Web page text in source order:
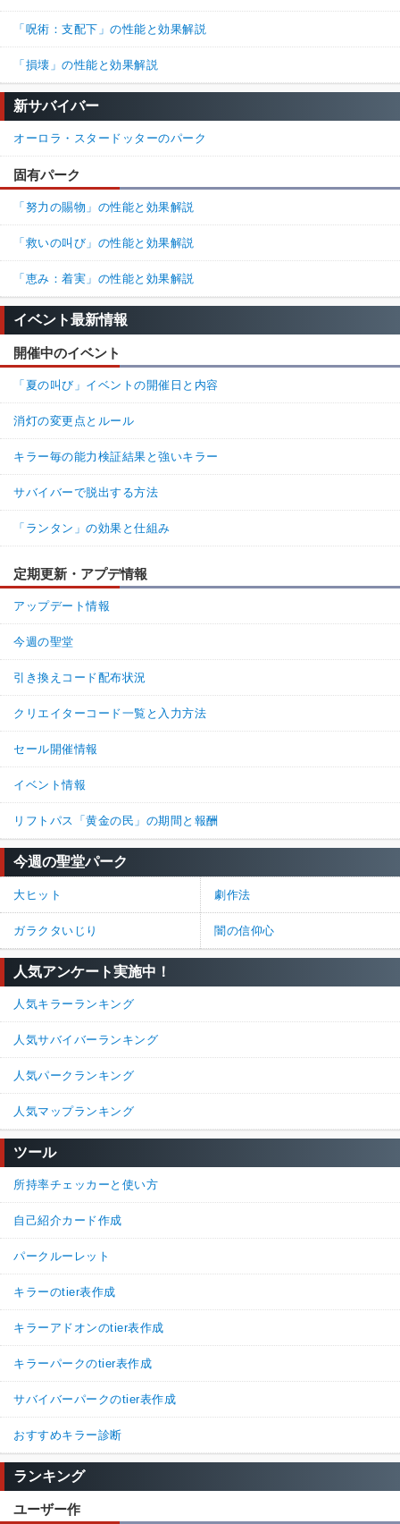
「呪術：支配下」の性能と効果解説
「損壊」の性能と効果解説
新サバイバー
オーロラ・スタードッターのパーク
固有パーク
「努力の賜物」の性能と効果解説
「救いの叫び」の性能と効果解説
「恵み：着実」の性能と効果解説
イベント最新情報
開催中のイベント
「夏の叫び」イベントの開催日と内容
消灯の変更点とルール
キラー毎の能力検証結果と強いキラー
サバイバーで脱出する方法
「ランタン」の効果と仕組み
定期更新・アプデ情報
アップデート情報
今週の聖堂
引き換えコード配布状況
クリエイターコード一覧と入力方法
セール開催情報
イベント情報
リフトパス「黄金の民」の期間と報酬
今週の聖堂パーク
大ヒット 劇作法
ガラクタいじり 闇の信仰心
人気アンケート実施中！
人気キラーランキング
人気サバイバーランキング
人気パークランキング
人気マップランキング
ツール
所持率チェッカーと使い方
自己紹介カード作成
パークルーレット
キラーのtier表作成
キラーアドオンのtier表作成
キラーパークのtier表作成
サバイバーパークのtier表作成
おすすめキラー診断
ランキング
ユーザー作